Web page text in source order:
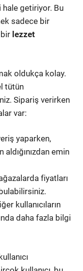
hale getiriyor. Bu
sadece bir
bir lezzet
oldukça kolay.
tütün
Sipariş verirken
var:
yaparken,
emin
fiyatları
kullanıcıların
daha fazla bilgi